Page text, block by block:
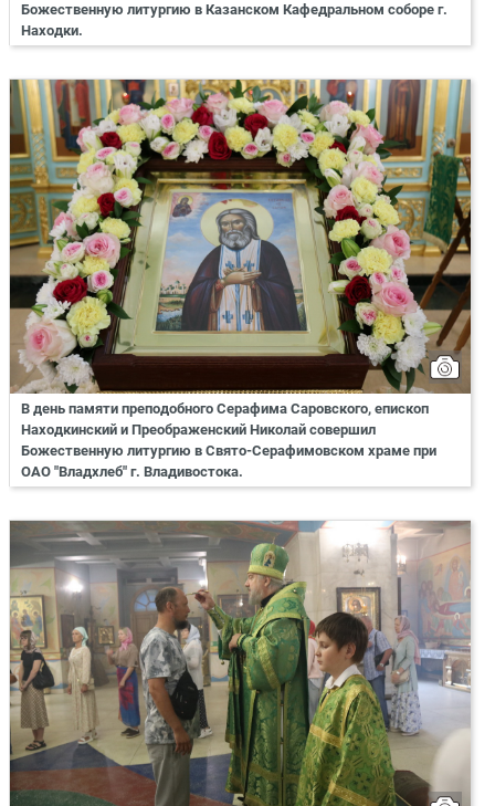
Божественную литургию в Казанском Кафедральном соборе г.
Находки.
В день памяти преподобного Серафима Саровского, епископ
Находкинский и Преображенский Николай совершил
Божественную литургию в Свято-Серафимовском храме при
ОАО "Владхлеб" г. Владивостока.